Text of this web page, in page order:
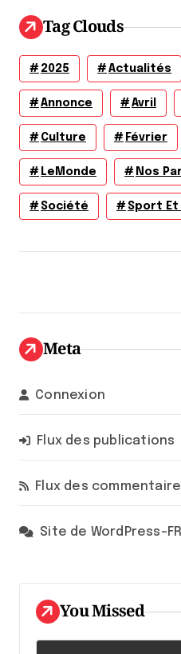
Tag Clouds
2025 Actualités
Annonce Avril
Culture Février
LeMonde Nos
Société Sport Et
Meta
Connexion
Flux des publications
Flux des
Site de WordPress-FR
You Missed